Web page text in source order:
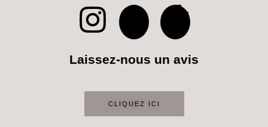
I
n
t
P
i
t
T
i
t
Laissez-nous un avis
CLIQUEZ ICI